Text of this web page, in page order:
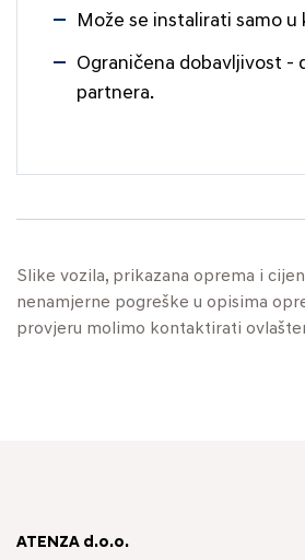
Može se instalirati samo
Ograničena dobavljivost -
partnera.
Slike vozila, prikazana oprema i
nenamjerne pogreške u opisima
provjeru molimo kontaktirati
ATENZA d.o.o.